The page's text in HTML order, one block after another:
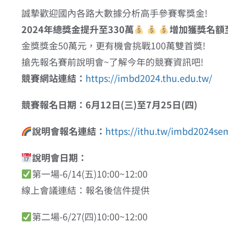
誠摯歡迎國內各路大數據分析高手參賽奪獎金!
2024年總獎金提升至330萬
增加獲獎名
金獎獎金50萬元，更有機會挑戰100萬雙首獎!
搶先報名賽前說明會~了解今年的競賽資訊吧!
競賽網站連結： https://imbd2024.thu.edu.tw/
競賽報名日期：6月12日(三)至7月25日(四)
說明會報名連結： https://ithu.tw/
說明會日期：
第一場-6/14(五)10:00~12:00
線上會議連結：報名後信件提供
第二場-6/27(四)10:00~12:00